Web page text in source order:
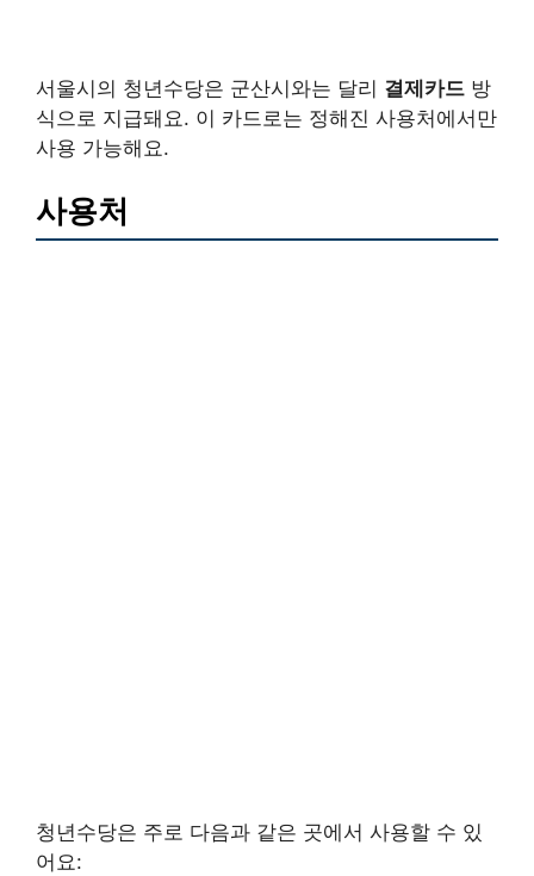
서울시의 청년수당은 군산시와는 달리 결제카드 방
식으로 지급돼요. 이 카드로는 정해진 사용처에서만
사용 가능해요.
사용처
청년수당은 주로 다음과 같은 곳에서 사용할 수 있
어요: